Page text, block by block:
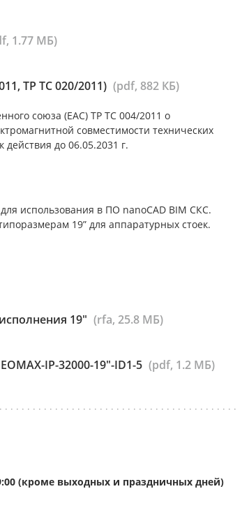
1.77 МБ)
ТР ТС 020/2011) (pdf, 882 КБ)
союза (ЕАС) ТР ТС 004/2011 о
совместимости технических
до 06.05.2031 г.
использования в ПО nanoCAD BIM СКС.
19” для аппаратурных стоек.
19" (rfa, 25.8 МБ)
IP-32000-19"-ID1-5 (pdf, 1.2 МБ)
(кроме выходных и праздничных дней)